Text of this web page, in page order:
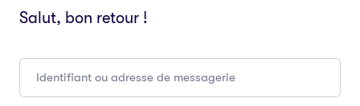
Salut, bon retour !